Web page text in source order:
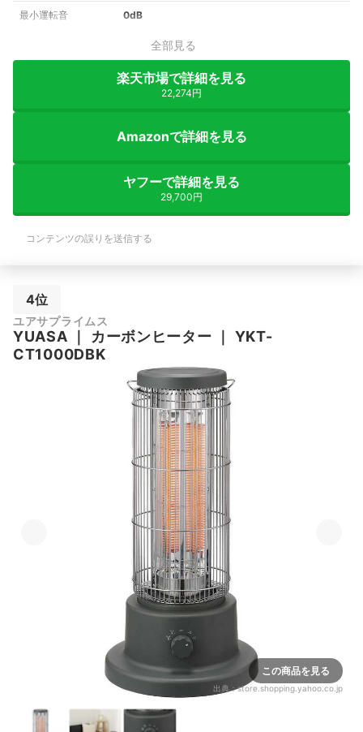
最小運転音 0dB
全部見る
楽天市場で詳細を見る
22,274円
Amazonで詳細を見る
ヤフーで詳細を見る
29,700円
コンテンツの誤りを送信する
4位
ユアサプライムス
YUASA カーボンヒーター
YKT-
CT1000DBK
この商品を見る
出典：store.shopping.yahoo.co.jp